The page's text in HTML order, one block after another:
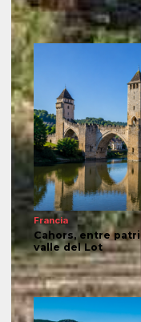
Francia
Cahors, entre
valle del Lot